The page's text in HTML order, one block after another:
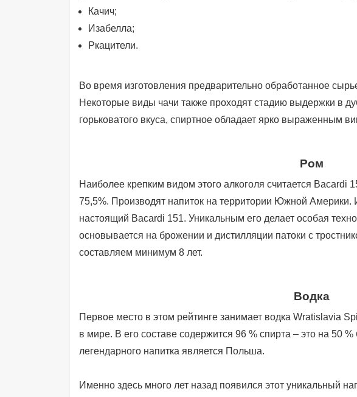
Качич;
Изабелла;
Ркацители.
Во время изготовления предварительно обработанное
Некоторые виды чачи также проходят стадию выдержки в
горьковатого вкуса, спиртное обладает ярко выраженным
Ром
Наиболее крепким видом этого алкоголя считается Bacardi
75,5%. Производят напиток на территории Южной
настоящий Bacardi 151. Уникальным его делает особая
основывается на брожении и дистилляции патоки с
составляем минимум 8 лет.
Водка
Первое место в этом рейтинге занимает водка Wratislavia
в мире. В его составе содержится 96 % спирта – это на 50
легендарного напитка является Польша.
Именно здесь много лет назад появился этот уникальный